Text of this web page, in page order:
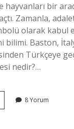
hayvanları bir
Zamanla,
olarak kabul
bilimi. Baston,
Türkçeye
nedir?…
8 Yorum